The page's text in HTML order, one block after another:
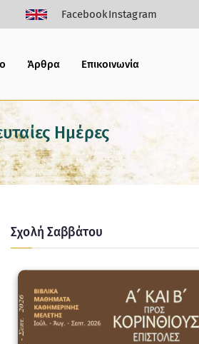
FacebookInstagram
Άρθρα Επικοινωνία
Ημέρες
Σχολή Σαββάτου